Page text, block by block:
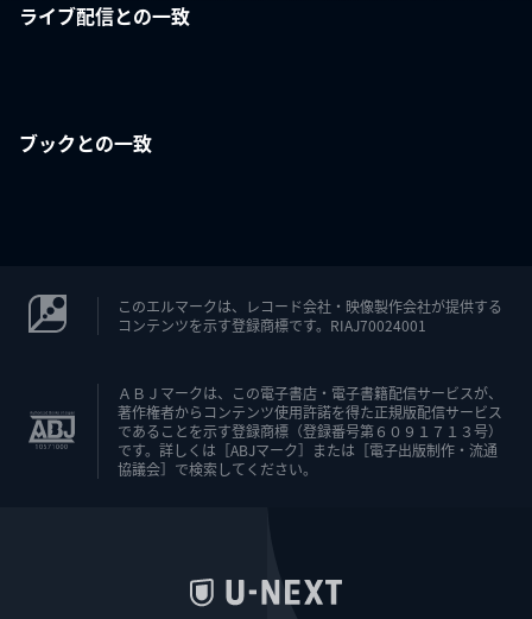
ライブ配信との一致
ブックとの一致
このエルマークは、レコード会社・映像製作会社が提供する
コンテンツを示す登録商標です。RIAJ70024001
ＡＢＪマークは、この電子書店・電子書籍配信サービスが、
著作権者からコンテンツ使用許諾を得た正規版配信サービス
であることを示す登録商標（登録番号第６０９１７１３号）
です。詳しくは［ABJマーク］または［電子出版制作・流通
協議会］で検索してください。